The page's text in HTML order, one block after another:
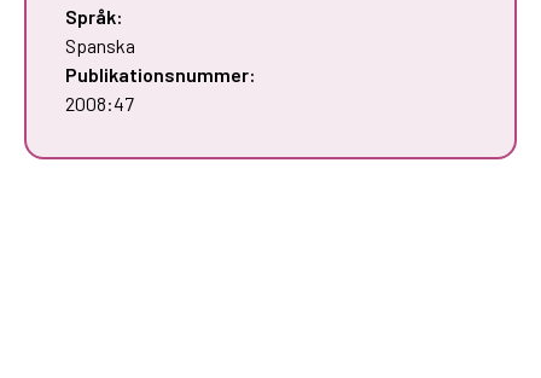
Språk:
Spanska
Publikationsnummer:
2008:47